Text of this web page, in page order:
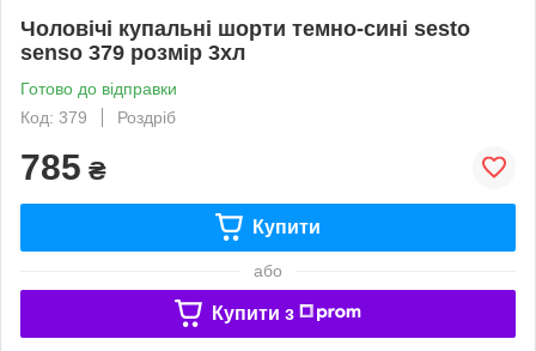
Чоловічі купальні шорти темно-сині sesto
senso 379 розмір 3хл
Готово до відправки
Код: 379
Роздріб
785 ₴
Купити
або
Купити з